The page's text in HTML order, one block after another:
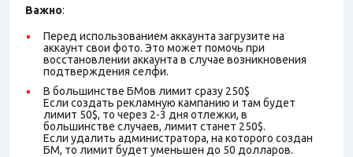
Важно:
Перед использованием аккаунта загрузите на
аккаунт свои фото. Это может помочь при
восстановлении аккаунта в случае возникновения
подтверждения селфи.
В большинстве БМов лимит сразу 250$
Если создать рекламную кампанию и там будет
лимит 50$, то через 2-3 дня отлежки, в
большинстве случаев, лимит станет 250$.
Если удалить администратора, на которого создан
БМ, то лимит будет уменьшен до 50 долларов.